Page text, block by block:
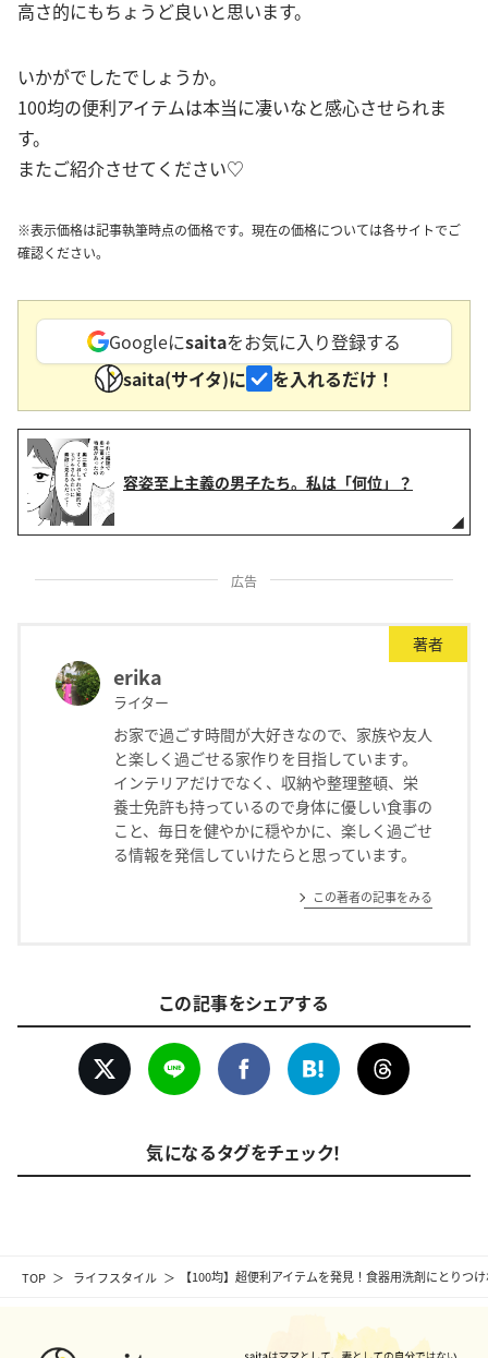
TOP ライフスタイル 【100均】超便利アイテムを発見！食器用洗剤にとりつ
高さ的にもちょうど良いと思います。
いかがでしたでしょうか。
100均の便利アイテムは本当に凄いなと感心させられま
す。
またご紹介させてください♡
※表示価格は記事執筆時点の価格です。現在の価格については各サイトでご
確認ください。
Googleにsaitaをお気に入り登録する
saita(サイタ)に
を入れるだけ！
容姿至上主義の男子たち。私は「何位」？
広告
著者
erika
ライター
お家で過ごす時間が大好きなので、家族や友人
と楽しく過ごせる家作りを目指しています。
インテリアだけでなく、収納や整理整頓、栄
養士免許も持っているので身体に優しい食事の
こと、毎日を健やかに穏やかに、楽しく過ごせ
る情報を発信していけたらと思っています。
この著者の記事をみる
この記事をシェアする
気になるタグをチェック！